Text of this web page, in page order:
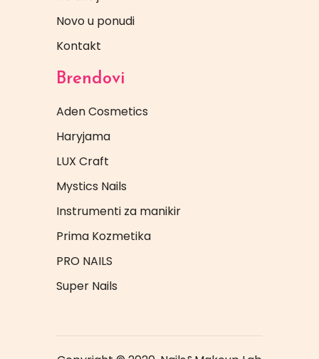
Novo u ponudi
Kontakt
Brendovi
Aden Cosmetics
Haryjama
LUX Craft
Mystics Nails
Instrumenti za manikir
Prima Kozmetika
PRO NAILS
Super Nails